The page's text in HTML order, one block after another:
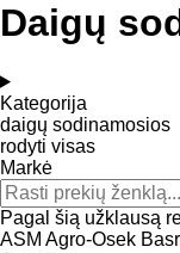
Daigų
Kategorija
daigų sodinamosios
rodyti visas
Markė
Pagal šią užklausą
ASM Agro-Osek